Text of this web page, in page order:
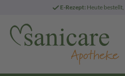
E-Rezept: Heute bestellt,